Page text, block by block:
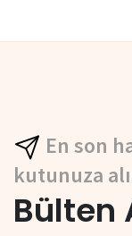
En son
kutunuza
Bülten